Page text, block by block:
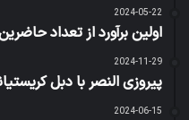
2024-05-22
اولین برآورد از تعداد
2024-11-29
پیروزی النصر با دبل
2024-06-15